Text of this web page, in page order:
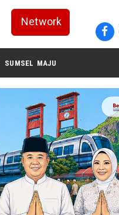
Network
SUMSEL MAJU